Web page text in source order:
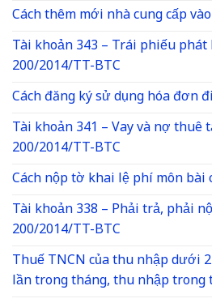
Cách thêm mới nhà cung cấp
Tài khoản 343 – Trái phiếu
200/2014/TT-BTC
Cách đăng ký sử dụng hóa đơn
Tài khoản 341 – Vay và nợ
200/2014/TT-BTC
Cách nộp tờ khai lệ phí môn bài
Tài khoản 338 – Phải trả, phải
200/2014/TT-BTC
Thuế TNCN của thu nhập dưới
lần trong tháng, thu nhập trong